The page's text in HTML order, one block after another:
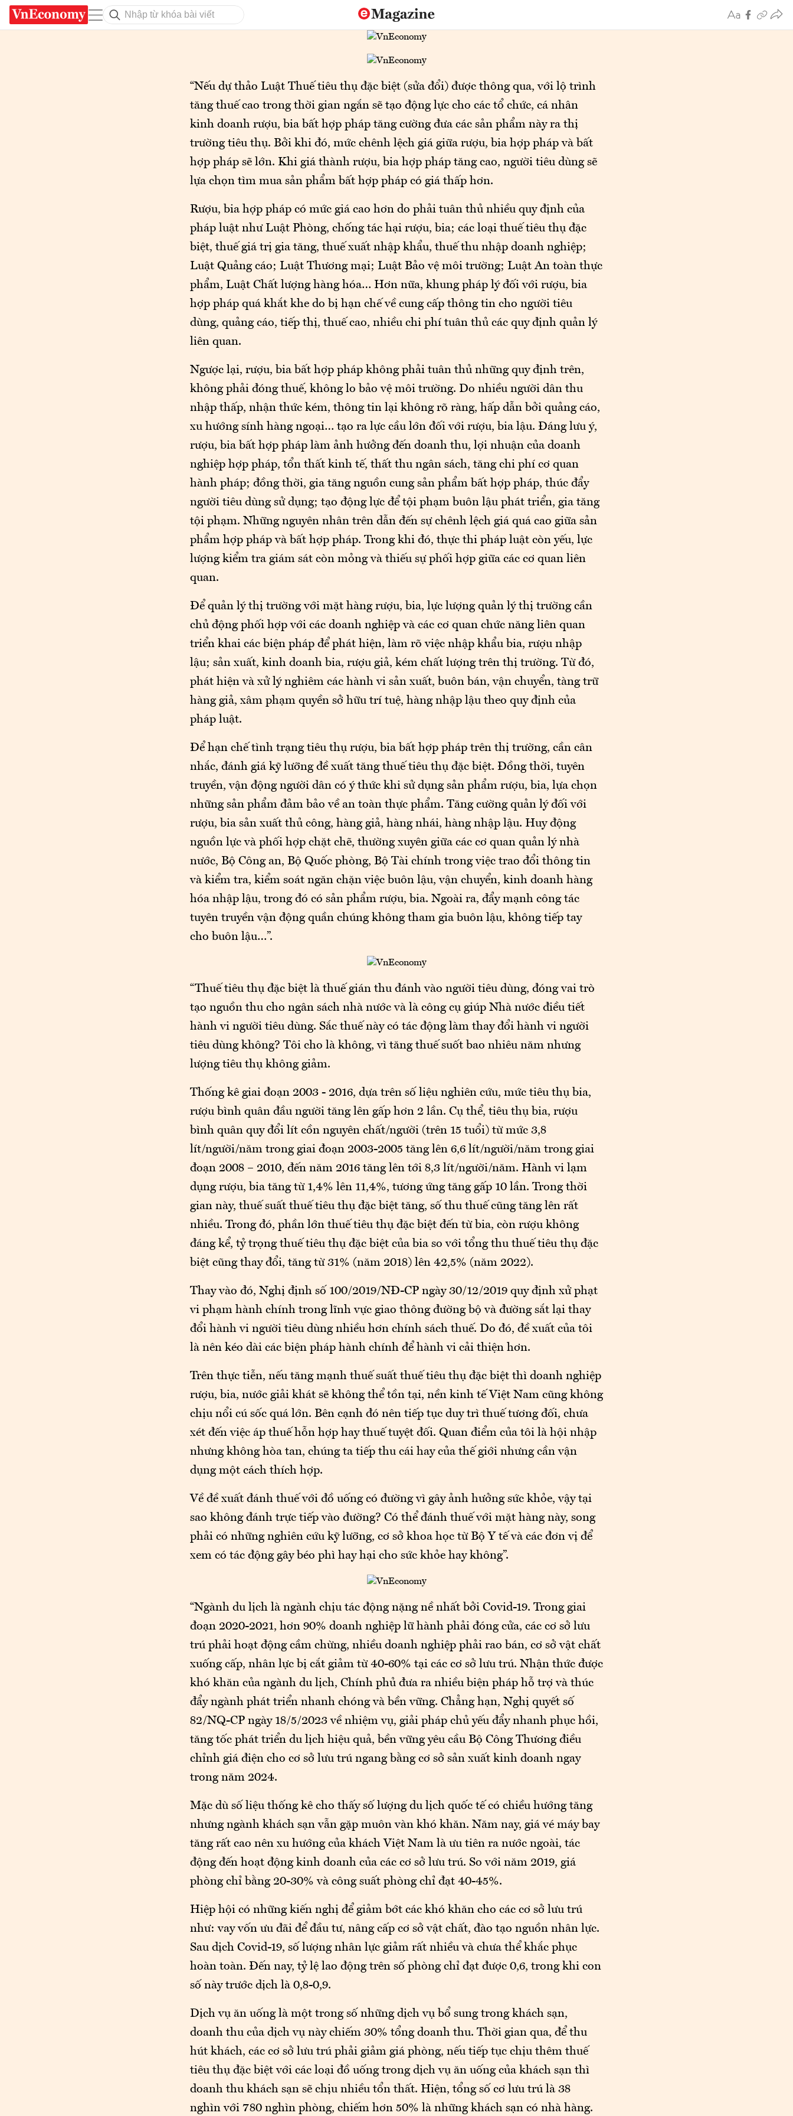
“Nếu dự thảo Luật Thuế tiêu thụ đặc biệt (sửa đổi) được thông qua, với lộ trình
tăng thuế cao trong thời gian ngắn sẽ tạo động lực cho các tổ chức, cá nhân
kinh doanh rượu, bia bất hợp pháp tăng cường đưa các sản phẩm này ra thị
trường tiêu thụ. Bởi khi đó, mức chênh lệch giá giữa rượu, bia hợp pháp và bất
hợp pháp sẽ lớn. Khi giá thành rượu, bia hợp pháp tăng cao, người tiêu dùng sẽ
lựa chọn tìm mua sản phẩm bất hợp pháp có giá thấp hơn.
Rượu, bia hợp pháp có mức giá cao hơn do phải tuân thủ nhiều quy định của
pháp luật như Luật Phòng, chống tác hại rượu, bia; các loại thuế tiêu thụ đặc
biệt, thuế giá trị gia tăng, thuế xuất nhập khẩu, thuế thu nhập doanh nghiệp;
Luật Quảng cáo; Luật Thương mại; Luật Bảo vệ môi trường; Luật An toàn thực
phẩm, Luật Chất lượng hàng hóa… Hơn nữa, khung pháp lý đối với rượu, bia
hợp pháp quá khắt khe do bị hạn chế về cung cấp thông tin cho người tiêu
dùng, quảng cáo, tiếp thị, thuế cao, nhiều chi phí tuân thủ các quy định quản lý
liên quan.
Ngược lại, rượu, bia bất hợp pháp không phải tuân thủ những quy định trên,
không phải đóng thuế, không lo bảo vệ môi trường. Do nhiều người dân thu
nhập thấp, nhận thức kém, thông tin lại không rõ ràng, hấp dẫn bởi quảng cáo,
xu hướng sính hàng ngoại… tạo ra lực cầu lớn đối với rượu, bia lậu. Đáng lưu ý,
rượu, bia bất hợp pháp làm ảnh hưởng đến doanh thu, lợi nhuận của doanh
nghiệp hợp pháp, tổn thất kinh tế, thất thu ngân sách, tăng chi phí cơ quan
hành pháp; đồng thời, gia tăng nguồn cung sản phẩm bất hợp pháp, thúc đẩy
người tiêu dùng sử dụng; tạo động lực để tội phạm buôn lậu phát triển, gia tăng
tội phạm. Những nguyên nhân trên dẫn đến sự chênh lệch giá quá cao giữa sản
phẩm hợp pháp và bất hợp pháp. Trong khi đó, thực thi pháp luật còn yếu, lực
lượng kiểm tra giám sát còn mỏng và thiếu sự phối hợp giữa các cơ quan liên
quan.
Để quản lý thị trường với mặt hàng rượu, bia, lực lượng quản lý thị trường cần
chủ động phối hợp với các doanh nghiệp và các cơ quan chức năng liên quan
triển khai các biện pháp để phát hiện, làm rõ việc nhập khẩu bia, rượu nhập
lậu; sản xuất, kinh doanh bia, rượu giả, kém chất lượng trên thị trường. Từ đó,
phát hiện và xử lý nghiêm các hành vi sản xuất, buôn bán, vận chuyển, tàng trữ
hàng giả, xâm phạm quyền sở hữu trí tuệ, hàng nhập lậu theo quy định của
pháp luật.
Để hạn chế tình trạng tiêu thụ rượu, bia bất hợp pháp trên thị trường, cần cân
nhắc, đánh giá kỹ lưỡng đề xuất tăng thuế tiêu thụ đặc biệt. Đồng thời, tuyên
truyền, vận động người dân có ý thức khi sử dụng sản phẩm rượu, bia, lựa chọn
những sản phẩm đảm bảo về an toàn thực phẩm. Tăng cường quản lý đối với
rượu, bia sản xuất thủ công, hàng giả, hàng nhái, hàng nhập lậu. Huy động
nguồn lực và phối hợp chặt chẽ, thường xuyên giữa các cơ quan quản lý nhà
nước, Bộ Công an, Bộ Quốc phòng, Bộ Tài chính trong việc trao đổi thông tin
và kiểm tra, kiểm soát ngăn chặn việc buôn lậu, vận chuyển, kinh doanh hàng
hóa nhập lậu, trong đó có sản phẩm rượu, bia. Ngoài ra, đẩy mạnh công tác
tuyên truyền vận động quần chúng không tham gia buôn lậu, không tiếp tay
cho buôn lậu…”.
“Thuế tiêu thụ đặc biệt là thuế gián thu đánh vào người tiêu dùng, đóng vai trò
tạo nguồn thu cho ngân sách nhà nước và là công cụ giúp Nhà nước điều tiết
hành vi người tiêu dùng. Sắc thuế này có tác động làm thay đổi hành vi người
tiêu dùng không? Tôi cho là không, vì tăng thuế suốt bao nhiêu năm nhưng
lượng tiêu thụ không giảm.
Thống kê giai đoạn 2003 - 2016, dựa trên số liệu nghiên cứu, mức tiêu thụ bia,
rượu bình quân đầu người tăng lên gấp hơn 2 lần. Cụ thể, tiêu thụ bia, rượu
bình quân quy đổi lít cồn nguyên chất/người (trên 15 tuổi) từ mức 3,8
lít/người/năm trong giai đoạn 2003-2005 tăng lên 6,6 lít/người/năm trong giai
đoạn 2008 – 2010, đến năm 2016 tăng lên tới 8,3 lít/người/năm. Hành vi lạm
dụng rượu, bia tăng từ 1,4% lên 11,4%, tương ứng tăng gấp 10 lần. Trong thời
gian này, thuế suất thuế tiêu thụ đặc biệt tăng, số thu thuế cũng tăng lên rất
nhiều. Trong đó, phần lớn thuế tiêu thụ đặc biệt đến từ bia, còn rượu không
đáng kể, tỷ trọng thuế tiêu thụ đặc biệt của bia so với tổng thu thuế tiêu thụ đặc
biệt cũng thay đổi, tăng từ 31% (năm 2018) lên 42,5% (năm 2022).
Thay vào đó, Nghị định số 100/2019/NĐ-CP ngày 30/12/2019 quy định xử phạt
vi phạm hành chính trong lĩnh vực giao thông đường bộ và đường sắt lại thay
đổi hành vi người tiêu dùng nhiều hơn chính sách thuế. Do đó, đề xuất của tôi
là nên kéo dài các biện pháp hành chính để hành vi cải thiện hơn.
Trên thực tiễn, nếu tăng mạnh thuế suất thuế tiêu thụ đặc biệt thì doanh nghiệp
rượu, bia, nước giải khát sẽ không thể tồn tại, nền kinh tế Việt Nam cũng không
chịu nổi cú sốc quá lớn. Bên cạnh đó nên tiếp tục duy trì thuế tương đối, chưa
xét đến việc áp thuế hỗn hợp hay thuế tuyệt đối. Quan điểm của tôi là hội nhập
nhưng không hòa tan, chúng ta tiếp thu cái hay của thế giới nhưng cần vận
dụng một cách thích hợp.
Về đề xuất đánh thuế với đồ uống có đường vì gây ảnh hưởng sức khỏe, vậy tại
sao không đánh trực tiếp vào đường? Có thể đánh thuế với mặt hàng này, song
phải có những nghiên cứu kỹ lưỡng, cơ sở khoa học từ Bộ Y tế và các đơn vị để
xem có tác động gây béo phì hay hại cho sức khỏe hay không”.
“Ngành du lịch là ngành chịu tác động nặng nề nhất bởi Covid-19. Trong giai
đoạn 2020-2021, hơn 90% doanh nghiệp lữ hành phải đóng cửa, các cơ sở lưu
trú phải hoạt động cầm chừng, nhiều doanh nghiệp phải rao bán, cơ sở vật chất
xuống cấp, nhân lực bị cắt giảm từ 40-60% tại các cơ sở lưu trú. Nhận thức được
khó khăn của ngành du lịch, Chính phủ đưa ra nhiều biện pháp hỗ trợ và thúc
đẩy ngành phát triển nhanh chóng và bền vững. Chẳng hạn, Nghị quyết số
82/NQ-CP ngày 18/5/2023 về nhiệm vụ, giải pháp chủ yếu đẩy nhanh phục hồi,
tăng tốc phát triển du lịch hiệu quả, bền vững yêu cầu Bộ Công Thương điều
chỉnh giá điện cho cơ sở lưu trú ngang bằng cơ sở sản xuất kinh doanh ngay
trong năm 2024.
Mặc dù số liệu thống kê cho thấy số lượng du lịch quốc tế có chiều hướng tăng
nhưng ngành khách sạn vẫn gặp muôn vàn khó khăn. Năm nay, giá vé máy bay
tăng rất cao nên xu hướng của khách Việt Nam là ưu tiên ra nước ngoài, tác
động đến hoạt động kinh doanh của các cơ sở lưu trú. So với năm 2019, giá
phòng chỉ bằng 20-30% và công suất phòng chỉ đạt 40-45%.
Hiệp hội có những kiến nghị để giảm bớt các khó khăn cho các cơ sở lưu trú
như: vay vốn ưu đãi để đầu tư, nâng cấp cơ sở vật chất, đào tạo nguồn nhân lực.
Sau dịch Covid-19, số lượng nhân lực giảm rất nhiều và chưa thể khắc phục
hoàn toàn. Đến nay, tỷ lệ lao động trên số phòng chỉ đạt được 0,6, trong khi con
số này trước dịch là 0,8-0,9.
Dịch vụ ăn uống là một trong số những dịch vụ bổ sung trong khách sạn,
doanh thu của dịch vụ này chiếm 30% tổng doanh thu. Thời gian qua, để thu
hút khách, các cơ sở lưu trú phải giảm giá phòng, nếu tiếp tục chịu thêm thuế
tiêu thụ đặc biệt với các loại đồ uống trong dịch vụ ăn uống của khách sạn thì
doanh thu khách sạn sẽ chịu nhiều tổn thất. Hiện, tổng số cơ lưu trú là 38
nghìn với 780 nghìn phòng, chiếm hơn 50% là những khách sạn có nhà hàng.